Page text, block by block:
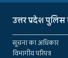
उत्तर प्रदेश
सूचना का अधिकार
विभागीय परिपत्र